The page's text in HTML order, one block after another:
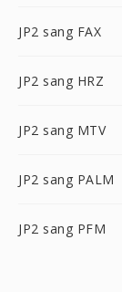
JP2 sang FAX
JP2 sang HRZ
JP2 sang MTV
JP2 sang PALM
JP2 sang PFM